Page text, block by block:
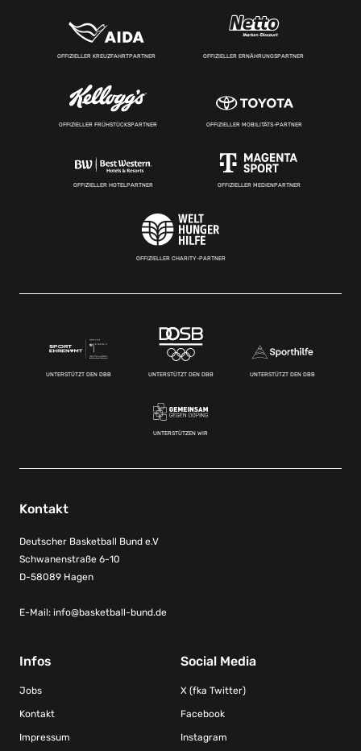
OFFIZIELLER KREUZFAHRTPARTNER OFFIZIELLER ERNÄHRUNGSPARTNER
OFFIZIELLER FRÜHSTÜCKSPARTNER OFFIZIELLER MOBILITÄTS-PARTNER
OFFIZIELLER HOTELPARTNER OFFIZIELLER MEDIENPARTNER
OFFIZIELLER CHARITY-PARTNER
UNTERSTÜTZT DEN DBB UNTERSTÜTZT DEN DBB UNTERSTÜTZT DEN DBB
UNTERSTÜTZEN WIR
Kontakt
Deutscher Basketball Bund e.V
Schwanenstraße 6-10
D-58089 Hagen
E-Mail: info@basketball-bund.de
Infos
Jobs
Kontakt
Impressum
Social Media
X (fka Twitter)
Facebook
Instagram